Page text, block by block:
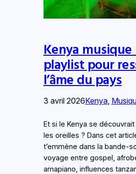
Kenya musique
playlist pour
l’âme du pays
3 avril 2026Kenya,
Et si le Kenya se
les oreilles ? Dans cet
t’emmène dans la bande-
voyage entre gospel,
amapiano, influences